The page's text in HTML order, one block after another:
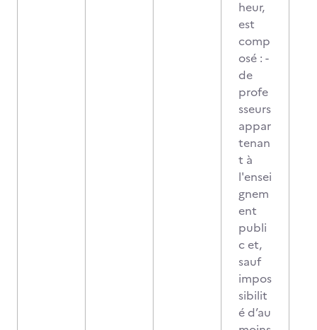
heur,
est
comp
osé : -
de
profe
sseurs
appar
tenan
t à
l'ensei
gnem
ent
publi
c et,
sauf
impos
sibilit
é d’au